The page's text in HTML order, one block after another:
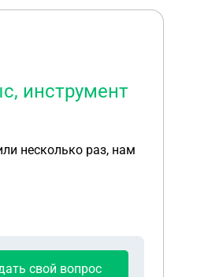
инструмент
свой вопрос